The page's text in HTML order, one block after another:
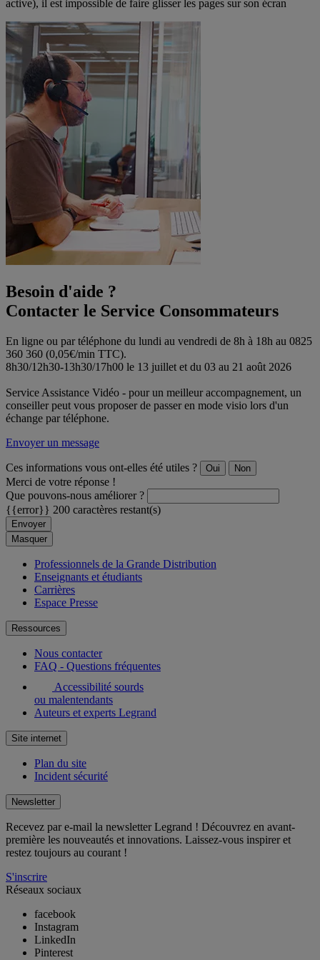
active), il est impossible de faire glisser les pages sur son écran
Besoin d'aide ?
Contacter le Service Consommateurs
En ligne ou par téléphone du lundi au vendredi de 8h à 18h au 0825
360 360 (0,05€/min TTC).
8h30/12h30-13h30/17h00 le 13 juillet et du 03 au 21 août 2026
Service Assistance Vidéo - pour un meilleur accompagnement, un
conseiller peut vous proposer de passer en mode visio lors d'un
échange par téléphone.
Envoyer un message
Ces informations vous ont-elles été utiles ? Oui Non
Merci de votre réponse !
Que pouvons-nous améliorer ?
{{error}} 200 caractères restant(s)
Envoyer
Masquer
Professionnels de la Grande Distribution
Enseignants et étudiants
Carrières
Espace Presse
Ressources
Nous contacter
FAQ - Questions fréquentes
Accessibilité sourds
ou malentendants
Auteurs et experts Legrand
Site internet
Plan du site
Incident sécurité
Newsletter
Recevez par e-mail la newsletter Legrand ! Découvrez en avant-
première les nouveautés et innovations. Laissez-vous inspirer et
restez toujours au courant !
S'inscrire
Réseaux sociaux
facebook
Instagram
LinkedIn
Pinterest